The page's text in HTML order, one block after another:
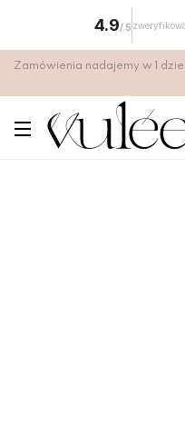
Zamówienia nadajemy w 1
4.9/ 5